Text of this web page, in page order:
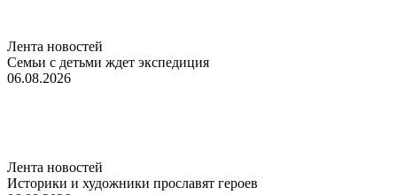
Лента новостей
Семьи с детьми ждет экспедиция
06.08.2026
Лента новостей
Историки и художники прославят героев